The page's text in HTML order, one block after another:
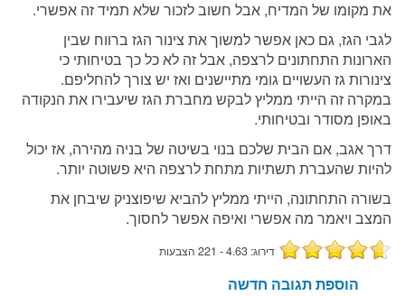
את מקומו של המדיח, אבל חשוב לזכור שלא תמיד זה אפשרי.
לגבי הגז, גם כאן אפשר למשוך את צינור הגז ברווח שבין
הארונות התחתונים לרצפה, אבל זה לא כל כך בטיחותי כי
צינורות גז העשויים גומי מתיישנים ואז יש צורך להחליפם.
במקרה זה הייתי ממליץ לבקש מחברת הגז שיעבירו את הנקודה
באופן מסודר ובטיחותי.
דרך אגב, אם הבית שלכם בנוי בשיטה של בניה מהירה, אז יכול
להיות שהעברת תשתיות מתחת לרצפה היא פשוטה יותר.
בשורה התחתונה, הייתי ממליץ להביא שיפוצניק שיבחן את
המצב ויאמר מה אפשרי ואיפה אפשר לחסוך.
דירוג: 4.63 - 221 הצבעות
הוספת תגובה חדשה